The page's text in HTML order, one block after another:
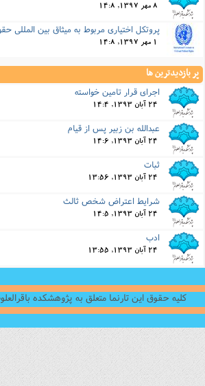
8 مهر 1397, 14:8
پروتکل اختیاری مربوط به میثاق بین المللی
پر بازدیدترین ها
اجرای قرار تامین خواسته
24 آبان 1393, 14:4
عبدالله بن زبیر پس از قیام
24 آبان 1393, 14:6
ثبات
24 آبان 1393, 13:56
شرایط اعتراض شخص ثالث
24 آبان 1393, 14:5
ادب
24 آبان 1393, 13:55
کلیه حقوق این تارنما متعلق به پژوهشکده